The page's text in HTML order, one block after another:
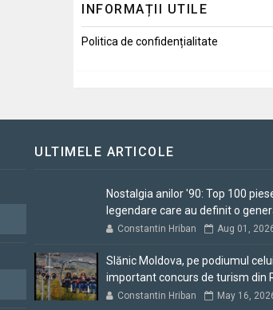
INFORMAȚII UTILE
Politica de confidențialitate
ULTIMELE ARTICOLE
Nostalgia anilor '90: Top 100
legendare care au definit o
Constantin Hriban Aug 01,
Slănic Moldova, pe podiumul
important concurs de turism din
Constantin Hriban May 16,